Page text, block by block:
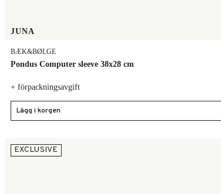
JUNA
BÆK&BØLGE
Pondus Computer sleeve 38x28 cm
+ förpackningsavgift
Lägg i korgen
Pondus Computer sleeve 38x28 cm
EXCLUSIVE